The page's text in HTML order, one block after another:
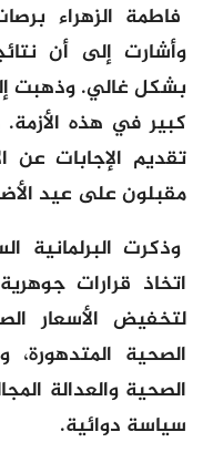
فاطمة الزهراء
وأشارت إلى أن
بشكل غالي. وذهبت
كبير في هذه
تقديم الإجابات عن
مقبلون على عيد
وذكرت البرلمانية
اتخاذ قرارات
لتخفيض الأسعار
الصحية المتدهورة،
الصحية والعدالة
سياسة دوائية.